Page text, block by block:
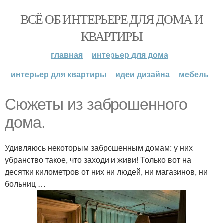
ВСЁ ОБ ИНТЕРЬЕРЕ ДЛЯ ДОМА И
КВАРТИРЫ
главная
интерьер для дома
интерьер для квартиры
идеи дизайна мебель
Сюжеты из заброшенного
дома.
Удивляюсь некоторым заброшенным домам: у них
убранство такое, что заходи и живи! Только вот на
десятки километров от них ни людей, ни магазинов, ни
больниц …